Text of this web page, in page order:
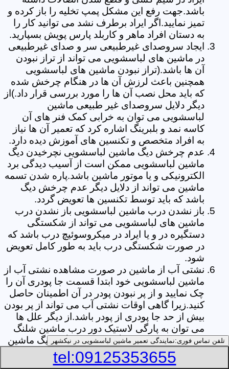
باشد.جهت رفع این مشکل پمپ تخلیه را باز کرده و
تمیز نمایید.اگر ایراد برطرف نشد می توانید کار را
به دستان افراد ماهر و کاربلد پارس پویش بسپارید.
ایجاد سروصدای غیرطبیعی سر و صدای غیرطبیعی
در ماشین های لباسشویی می تواند از تراز نبودن
آن ها باشد.(تراز نبودن ماشین های لباسشویی
همچنین باعث لرزش آن ها در هنگام چرخش شده
که باید محل نصب آن ها را مورد بررسی قرار داد.)از
دیگر دلایل سروصدای غیر طبیعی ماشین
لباسشویی می توان به خرابی کمک فنر های آن
کاسه نمد و بلبرینگ اشاره کرد که تعمیر آن ها نیاز
به افراد متخصص و تکنسین های آموزش دیده دارد.
عدم چرخش دیگ ماشین لباسشویی نچرخیدن دیگ
ماشین لباسشویی ممکن است از آسیب دیدگی برد
الکترونیکی و یا موتور ماشین باشد.پاره شدن تسمه
ماشین می تواند از دلایل دیگر عدم چرخش دیگ
باشد که باید توسط تکنسین ها تعویض گردد.
باز نشدن درب ماشین لباسشویی باز نشدن درب
ماشین های لباسشویی می تواند از شکستگی
دستگیره در و یا ایراد در میکروسوئیچ درب باشد که
در صورت شکستگی درب باید به طور کامل تعویض
شود.
نشتی آب از ماشین در صورت مشاهده نشتی آب از
ماشین لباسشویی خود ابتدا قسمت جا پودری آن را
چک نمایید و از پر نبودن پودر در آن اطمینان حاصل
کنید.زیرا گاهی اوقات نشتی آب می تواند از پر بودن
بیش از حد جا پودری از پودر باشد.از دیگر علل ها
می توان به پارگی لاستیک دور درب ماشین شلنگ
تخلیه خرطومی زیر دیگ و یا شکستگی دیگ ماشین
های لباسشویی اشاره کرد.
خشک نکردن لباس ها یکی از بیشترین علل های
تلفن تماس فوری:نمایندگی تعمیر ماشین لباسشویی در نیکشهر
tel:09125353655